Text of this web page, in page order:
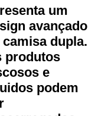
um
avançado
camisa dupla.
produtos
e
podem